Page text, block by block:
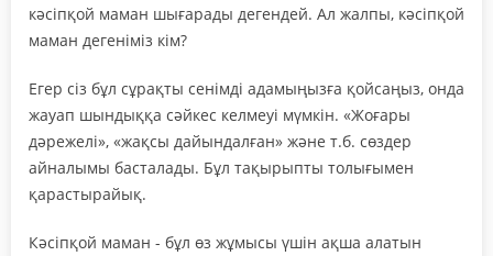
кәсіпқой маман шығарады дегендей. Ал жалпы, кәсіпқой
маман дегеніміз кім?
Егер сіз бұл сұрақты сенімді адамыңызға қойсаңыз, онда
жауап шындыққа сәйкес келмеуі мүмкін. «Жоғары
дәрежелі», «жақсы дайындалған» және т.б. сөздер
айналымы басталады. Бұл тақырыпты толығымен
қарастырайық.
Кәсіпқой маман - бұл өз жұмысы үшін ақша алатын